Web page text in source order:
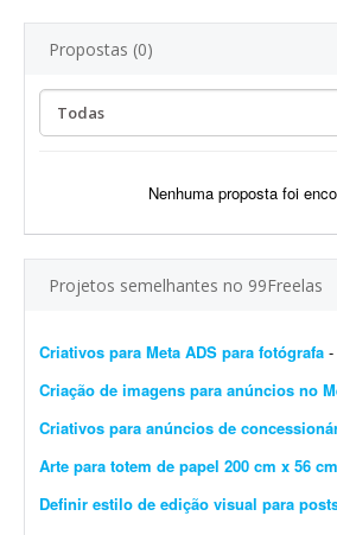
Propostas (0)
Nenhuma proposta foi
Projetos semelhantes no 99Freelas
Criativos para Meta ADS para fotógrafa -
Criação de imagens para anúncios no
Criativos para anúncios de
Arte para totem de papel 200 cm x 56 cm
Definir estilo de edição visual para